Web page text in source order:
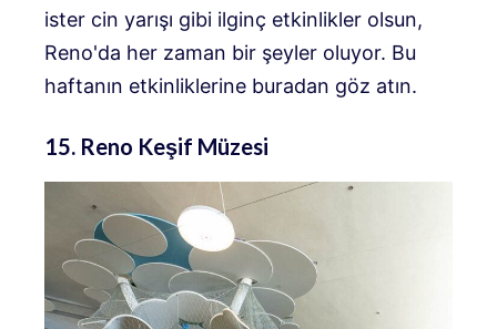
ister cin yarışı gibi ilginç etkinlikler olsun,
Reno'da her zaman bir şeyler oluyor. Bu
haftanın etkinliklerine buradan göz atın.
15. Reno Keşif Müzesi